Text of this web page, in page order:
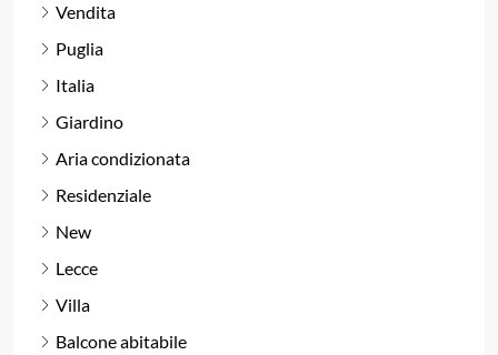
Vendita
Puglia
Italia
Giardino
Aria condizionata
Residenziale
New
Lecce
Villa
Balcone abitabile